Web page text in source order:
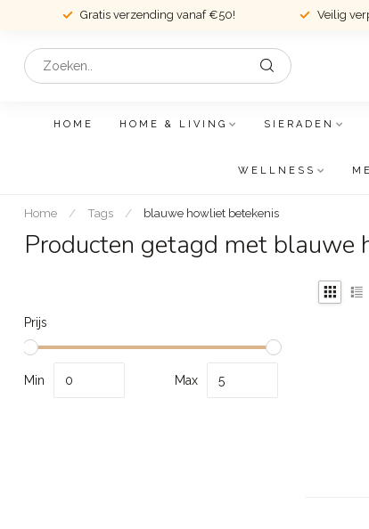
Gratis verzending vanaf €50! Veilig
HOME HOME & LIVING SIERADEN
WELLNESS
Home / Tags / blauwe howliet betekenis
Producten getagd met blauwe
Prijs
Min Max